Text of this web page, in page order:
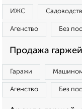
ИЖС
Агенство Без
Продажа
Гаражи
Агенство Без